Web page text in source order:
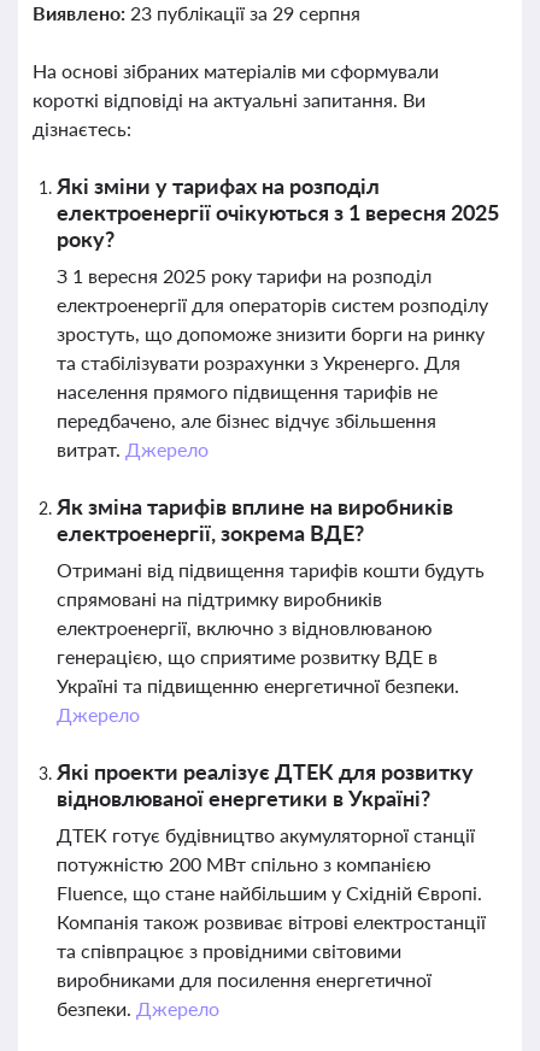
Виявлено: 23 публікації за 29 серпня
На основі зібраних матеріалів ми сформували
короткі відповіді на актуальні запитання. Ви
дізнаєтесь:
Які зміни у тарифах на розподіл
електроенергії очікуються з 1 вересня 2025
року?
З 1 вересня 2025 року тарифи на розподіл
електроенергії для операторів систем розподілу
зростуть, що допоможе знизити борги на ринку
та стабілізувати розрахунки з Укренерго. Для
населення прямого підвищення тарифів не
передбачено, але бізнес відчує збільшення
витрат. Джерело
Як зміна тарифів вплине на виробників
електроенергії, зокрема ВДЕ?
Отримані від підвищення тарифів кошти будуть
спрямовані на підтримку виробників
електроенергії, включно з відновлюваною
генерацією, що сприятиме розвитку ВДЕ в
Україні та підвищенню енергетичної безпеки.
Джерело
Які проекти реалізує ДТЕК для розвитку
відновлюваної енергетики в Україні?
ДТЕК готує будівництво акумуляторної станції
потужністю 200 МВт спільно з компанією
Fluence, що стане найбільшим у Східній Європі.
Компанія також розвиває вітрові електростанції
та співпрацює з провідними світовими
виробниками для посилення енергетичної
безпеки. Джерело